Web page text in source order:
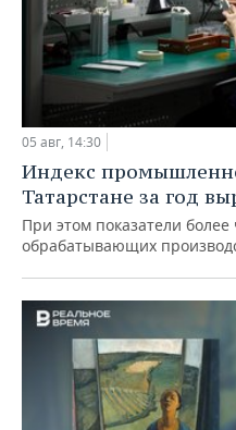
05 авг, 14:30
Индекс
Татарстане за год
При этом показатели
обрабатывающих